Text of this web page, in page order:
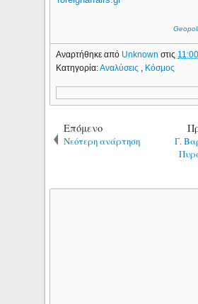
Αναρτήθηκε από Unknownστις
Κατηγορία:Αναλύσεις Κόσμος
Επόμενο
Νεότερη ανάρτηση
Γ.